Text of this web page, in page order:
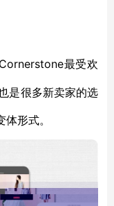
最受欢
是很多新卖家的选
形式。